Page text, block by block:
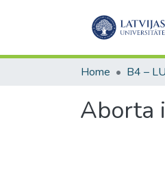
Home
Aborta